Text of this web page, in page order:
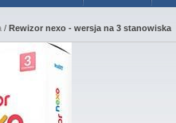
/ Rewizor nexo - wersja na 3 stanowiska